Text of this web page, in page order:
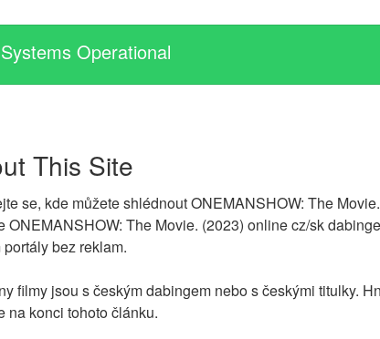
Operational
This Site
se, kde můžete shlédnout ONEMANSHOW: The
ONEMANSHOW: The Movie. (2023) online cz/sk
portály bez reklam.
filmy jsou s českým dabingem nebo s českými titulky.
na konci tohoto článku.